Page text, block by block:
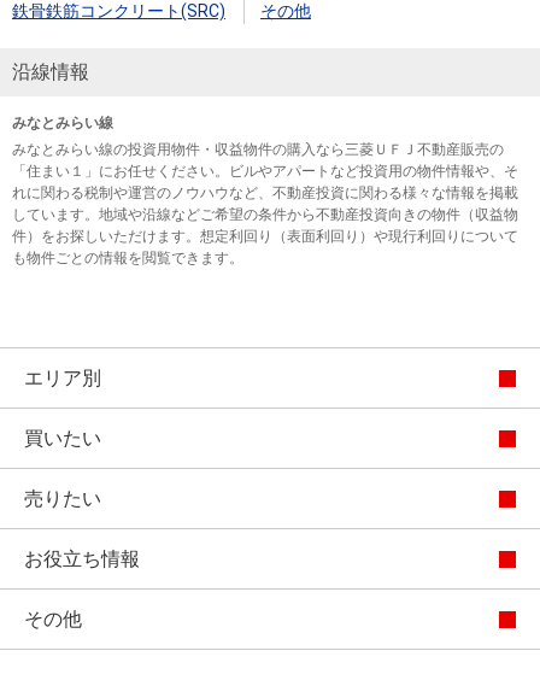
鉄骨鉄筋コンクリート(SRC)
その他
沿線情報
みなとみらい線
みなとみらい線の投資用物件・収益物件の購入なら三菱ＵＦＪ不動産販売の
「住まい１」にお任せください。ビルやアパートなど投資用の物件情報や、そ
れに関わる税制や運営のノウハウなど、不動産投資に関わる様々な情報を掲載
しています。地域や沿線などご希望の条件から不動産投資向きの物件（収益物
件）をお探しいただけます。想定利回り（表面利回り）や現行利回りについて
も物件ごとの情報を閲覧できます。
エリア別
買いたい
売りたい
お役立ち情報
その他